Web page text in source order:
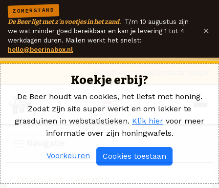
ZOMERSTAND
De Beer ligt met z'n voetjes in het zand. T/m 10 augustus zijn
we wat minder goed bereikbaar en kan je levering 1 tot 4
werkdagen duren. Mailen werkt het snelst:
hello@beerinabox.nl
×
Koekje erbij?
De Beer houdt van cookies, het liefst met honing.
Zodat zijn site super werkt en om lekker te
grasduinen in webstatistieken. Klik hier voor meer
informatie over zijn honingwafels.
Voorkeuren Cookies toestaan